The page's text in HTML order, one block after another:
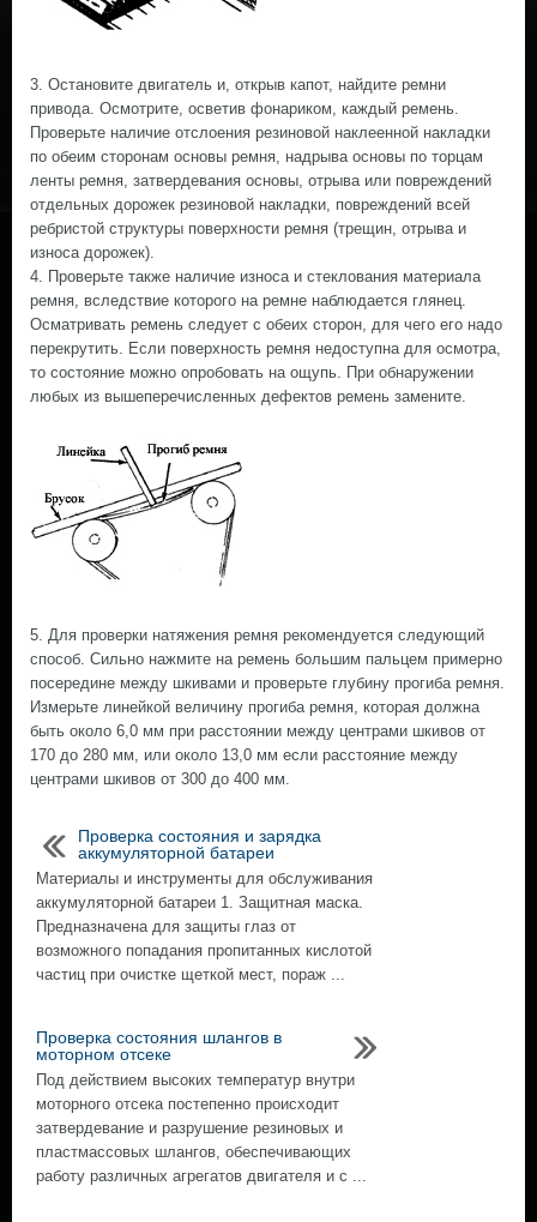
3. Остановите двигатель и, открыв капот, найдите ремни
привода. Осмотрите, осветив фонариком, каждый ремень.
Проверьте наличие отслоения резиновой наклеенной накладки
по обеим сторонам основы ремня, надрыва основы по торцам
ленты ремня, затвердевания основы, отрыва или повреждений
отдельных дорожек резиновой накладки, повреждений всей
ребристой структуры поверхности ремня (трещин, отрыва и
износа дорожек).
4. Проверьте также наличие износа и стеклования материала
ремня, вследствие которого на ремне наблюдается глянец.
Осматривать ремень следует с обеих сторон, для чего его надо
перекрутить. Если поверхность ремня недоступна для осмотра,
то состояние можно опробовать на ощупь. При обнаружении
любых из вышеперечисленных дефектов ремень замените.
5. Для проверки натяжения ремня рекомендуется следующий
способ. Сильно нажмите на ремень большим пальцем примерно
посередине между шкивами и проверьте глубину прогиба ремня.
Измерьте линейкой величину прогиба ремня, которая должна
быть около 6,0 мм при расстоянии между центрами шкивов от
170 до 280 мм, или около 13,0 мм если расстояние между
центрами шкивов от 300 до 400 мм.
Проверка состояния и зарядка
аккумуляторной батареи
Материалы и инструменты для обслуживания
аккумуляторной батареи 1. Защитная маска.
Предназначена для защиты глаз от
возможного попадания пропитанных кислотой
частиц при очистке щеткой мест, пораж ...
Проверка состояния шлангов в
моторном отсеке
Под действием высоких температур внутри
моторного отсека постепенно происходит
затвердевание и разрушение резиновых и
пластмассовых шлангов, обеспечивающих
работу различных агрегатов двигателя и с ...